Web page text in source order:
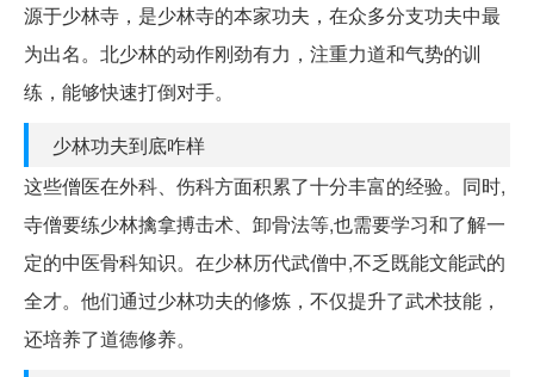
源于少林寺，是少林寺的本家功夫，在众多分支功夫中最
为出名。北少林的动作刚劲有力，注重力道和气势的训
练，能够快速打倒对手。
少林功夫到底咋样
这些僧医在外科、伤科方面积累了十分丰富的经验。同时,
寺僧要练少林擒拿搏击术、卸骨法等,也需要学习和了解一
定的中医骨科知识。在少林历代武僧中,不乏既能文能武的
全才。他们通过少林功夫的修炼，不仅提升了武术技能，
还培养了道德修养。